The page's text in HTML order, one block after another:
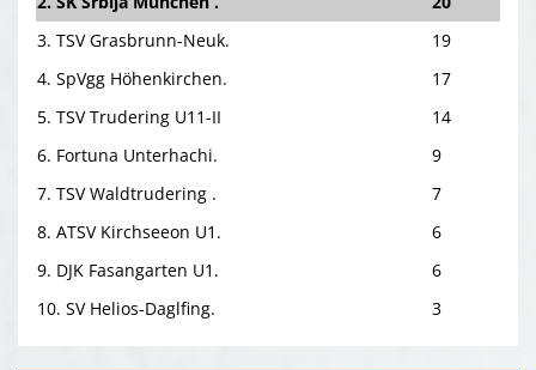
3. TSV Grasbrunn-Neuk.
19
4. SpVgg Höhenkirchen.
17
5. TSV Trudering U11-II
14
6. Fortuna Unterhachi.
9
7. TSV Waldtrudering .
7
8. ATSV Kirchseeon U1.
6
9. DJK Fasangarten U1.
6
10. SV Helios-Daglfing.
3